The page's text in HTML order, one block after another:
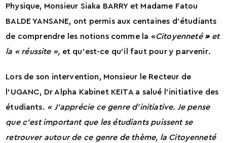
Physique, Monsieur Siaka BARRY et Madame Fatou
BALDE YANSANE, ont permis aux centaines d’étudiants
de comprendre les notions comme la «Citoyenneté» et
la « réussite », et qu’est-ce qu’il faut pour y parvenir.
Lors de son intervention, Monsieur le Recteur de
l’UGANC, Dr Alpha Kabinet KEITA a salué l’initiative des
étudiants. « J’apprécie ce genre d’initiative. Je pense
que c’est important que les étudiants puissent se
retrouver autour de ce genre de thème, la Citoyenneté